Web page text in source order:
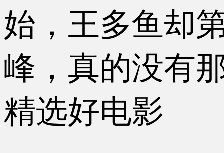
始，王多鱼却
峰，真的没有
精选好电影